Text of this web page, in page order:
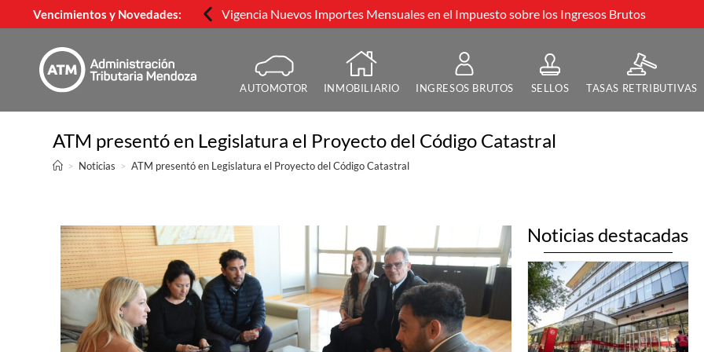
Vencimientos y Novedades: Vigencia Nuevos Importes Mensuales en el Impuesto sobre los Ingresos Brutos
AUTOMOTOR INMOBILIARIO INGRESOS BRUTOS SELLOS TASAS RETRIBUTIVAS
ATM presentó en Legislatura el Proyecto del Código Catastral
> Noticias > ATM presentó en Legislatura el Proyecto del Código Catastral
Noticias destacadas